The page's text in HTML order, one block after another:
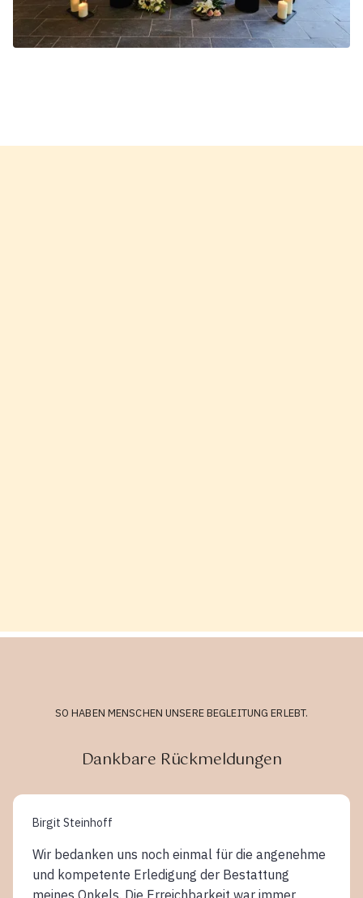
SO HABEN MENSCHEN UNSERE BEGLEITUNG ERLEBT.
Dankbare Rückmeldungen
Birgit Steinhoff
Wir bedanken uns noch einmal für die angenehme
und kompetente Erledigung der Bestattung